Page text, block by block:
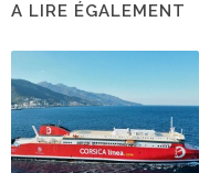
A LIRE ÉGALEMENT